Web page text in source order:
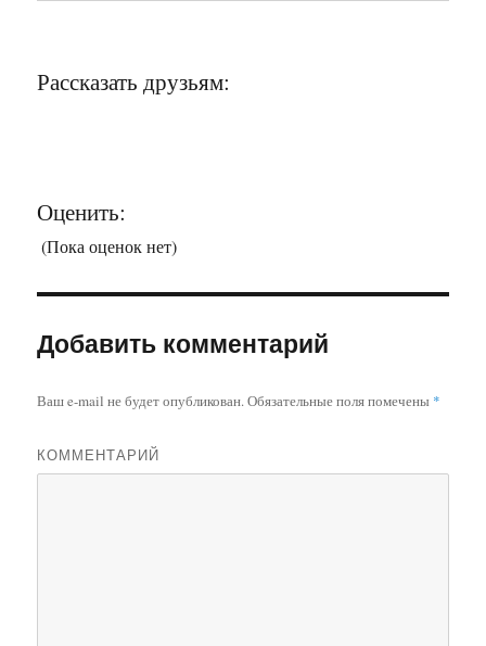
Рассказать друзьям:
Оценить:
(Пока оценок нет)
Добавить комментарий
Ваш e-mail не будет опубликован.Обязательные поля помечены *
КОММЕНТАРИЙ